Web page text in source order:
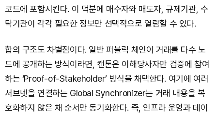
코드에 포함시킨다. 이 덕분에 매수자와 매도자, 규제기관, 수
탁기관이 각각 필요한 정보만 선택적으로 열람할 수 있다.
합의 구조도 차별점이다. 일반 퍼블릭 체인이 거래를 다수 노
드에 공개하는 방식이라면, 캔톤은 이해당사자만 검증에 참여
하는 ‘Proof-of-Stakeholder’ 방식을 채택한다. 여기에 여러
서브넷을 연결하는 Global Synchronizer는 거래 내용을 복
호화하지 않은 채 순서만 동기화한다. 즉, 인프라 운영과 데이